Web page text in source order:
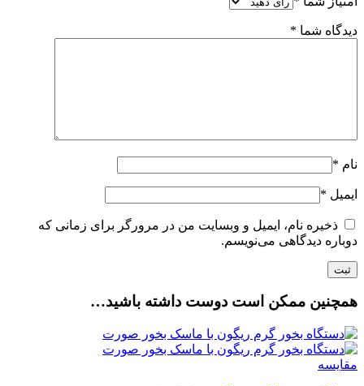
دیدگاه شما *
نام *
ایمیل *
ذخیره نام، ایمیل و وبسایت من در مرورگر برای زمانی که
دوباره دیدگاهی می‌نویسم.
همچنین ممکن است دوست داشته باشید…
مقایسه